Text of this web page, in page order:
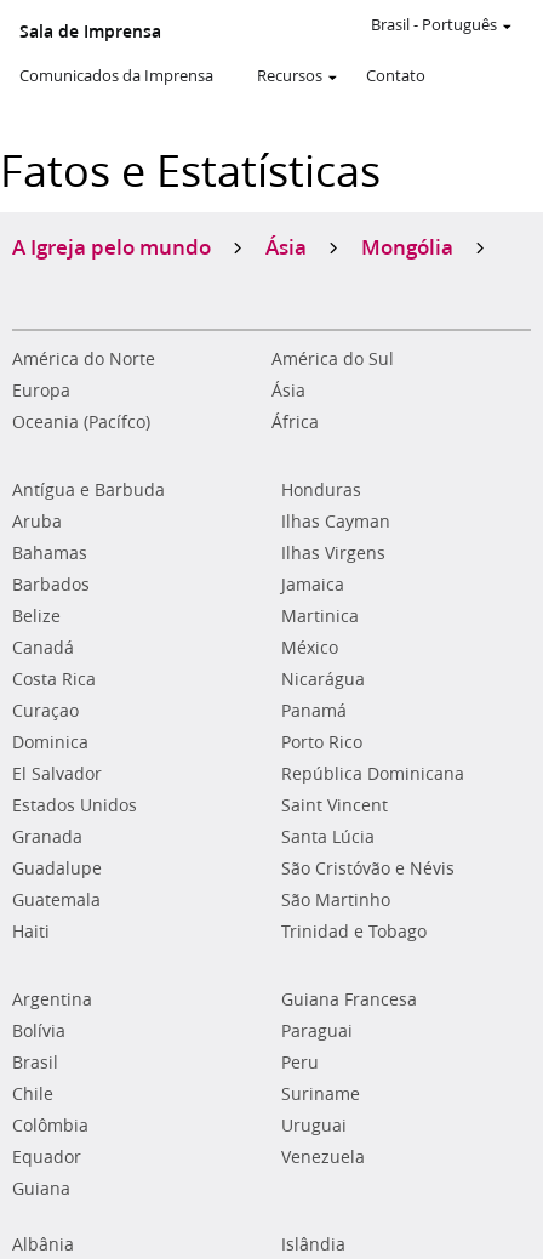
Sala de Imprensa
Comunicados da Imprensa Recursos Contato
Brasil- Português
Fatos e Estatísticas
A Igreja pelo mundo Ásia Mongólia
América do Norte
América do Sul
Europa
Ásia
Oceania (Pacífco)
África
Antígua e Barbuda
Aruba
Bahamas
Barbados
Belize
Canadá
Costa Rica
Curaçao
Dominica
El Salvador
Estados Unidos
Granada
Guadalupe
Guatemala
Haiti
Honduras
Ilhas Cayman
Ilhas Virgens
Jamaica
Martinica
México
Nicarágua
Panamá
Porto Rico
República Dominicana
Saint Vincent
Santa Lúcia
São Cristóvão e Névis
São Martinho
Trinidad e Tobago
Argentina
Bolívia
Brasil
Chile
Colômbia
Equador
Guiana
Guiana Francesa
Paraguai
Peru
Suriname
Uruguai
Venezuela
Albânia
Islândia